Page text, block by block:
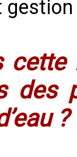
gestion
cette
des
?